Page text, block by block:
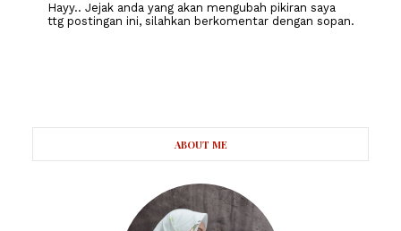
Hayy.. Jejak anda yang akan mengubah pikiran saya
ttg postingan ini, silahkan berkomentar dengan sopan.
ABOUT ME